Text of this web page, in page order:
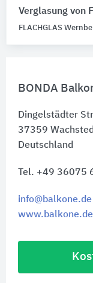
BONDA
Dingelstädter
37359
Deutschland
Tel. +49 36075
info@balkone.de
www.balkone.de
Verglasung von
FLACHGLAS